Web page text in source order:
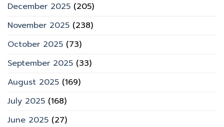
December 2025 (205)
November 2025 (238)
October 2025 (73)
September 2025 (33)
August 2025 (169)
July 2025 (168)
June 2025 (27)